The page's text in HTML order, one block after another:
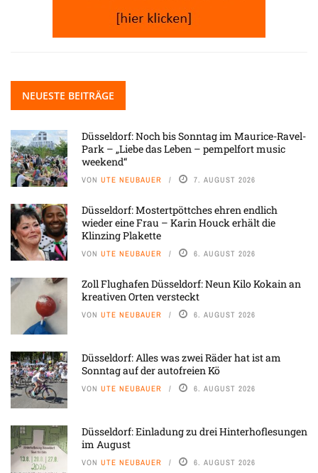
NEUESTE BEITRÄGE
Düsseldorf: Noch bis Sonntag im Maurice-Ravel-
Park – „Liebe das Leben – pempelfort music
weekend“
VON UTE NEUBAUER 7. AUGUST 2026
Düsseldorf: Mostertpöttches ehren endlich
wieder eine Frau – Karin Houck erhält die
Klinzing Plakette
VON UTE NEUBAUER 6. AUGUST 2026
Zoll Flughafen Düsseldorf: Neun Kilo Kokain an
kreativen Orten versteckt
VON UTE NEUBAUER 6. AUGUST 2026
Düsseldorf: Alles was zwei Räder hat ist am
Sonntag auf der autofreien Kö
VON UTE NEUBAUER 6. AUGUST 2026
Düsseldorf: Einladung zu drei Hinterhoflesungen
im August
VON UTE NEUBAUER 6. AUGUST 2026